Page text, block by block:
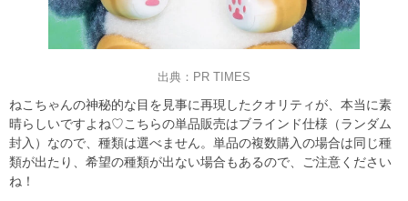
出典：PR TIMES
ねこちゃんの神秘的な目を見事に再現したクオリティが、本当に素
晴らしいですよね♡こちらの単品販売はブラインド仕様（ランダム
封入）なので、種類は選べません。単品の複数購入の場合は同じ種
類が出たり、希望の種類が出ない場合もあるので、ご注意ください
ね！